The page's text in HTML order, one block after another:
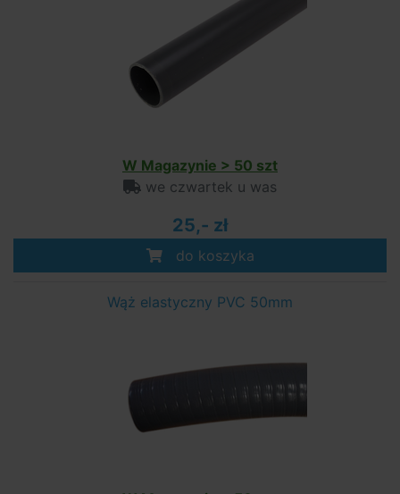
W Magazynie > 50 szt
we czwartek u was
25,- zł
do koszyka
Wąż elastyczny PVC 50mm